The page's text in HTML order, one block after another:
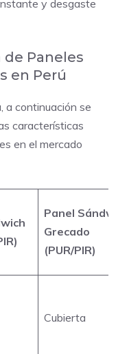
y desgaste
de Paneles
en Perú
a continuación se
características
en el mercado
Panel
Grecado
(PUR/PIR)
Cubierta